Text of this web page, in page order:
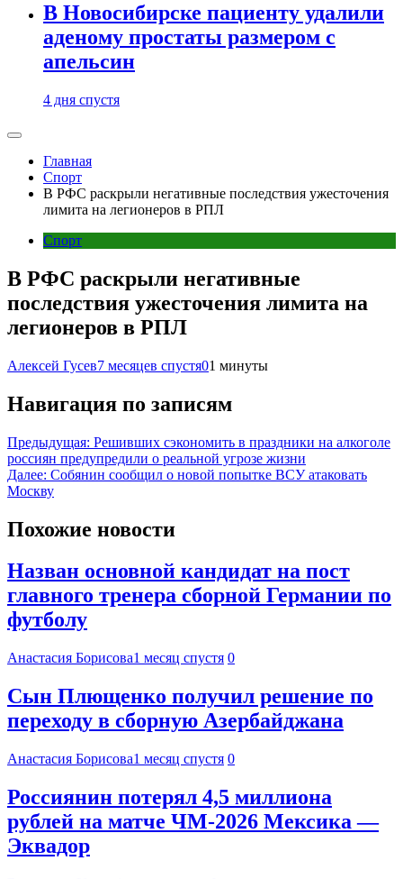
В Новосибирске пациенту удалили
аденому простаты размером с
апельсин
4 дня спустя
Главная
Спорт
В РФС раскрыли негативные последствия ужесточения
лимита на легионеров в РПЛ
Спорт
В РФС раскрыли негативные
последствия ужесточения лимита на
легионеров в РПЛ
Алексей Гусев7 месяцев спустя01 минуты
Навигация по записям
Предыдущая: Решивших сэкономить в праздники на алкоголе
россиян предупредили о реальной угрозе жизни
Далее: Собянин сообщил о новой попытке ВСУ атаковать
Москву
Похожие новости
Назван основной кандидат на пост
главного тренера сборной Германии по
футболу
Анастасия Борисова1 месяц спустя 0
Сын Плющенко получил решение по
переходу в сборную Азербайджана
Анастасия Борисова1 месяц спустя 0
Россиянин потерял 4,5 миллиона
рублей на матче ЧМ-2026 Мексика —
Эквадор